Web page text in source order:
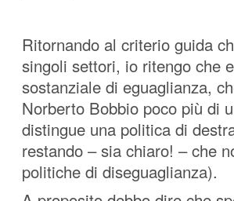
Ritornando al criterio guida
singoli settori, io ritengo che
sostanziale di eguaglianza,
Norberto Bobbio poco più di
distingue una politica di
restando – sia chiaro! – che
politiche di diseguaglianza).